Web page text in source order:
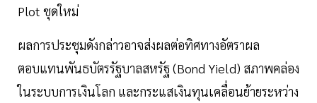
Plot ชุดใหม่
ผลการประชุมดังกล่าวอาจส่งผลต่อทิศทางอัตราผล
ตอบแทนพันธบัตรรัฐบาลสหรัฐ (Bond Yield) สภาพคล่อง
ในระบบการเงินโลก และกระแสเงินทุนเคลื่อนย้ายระหว่าง